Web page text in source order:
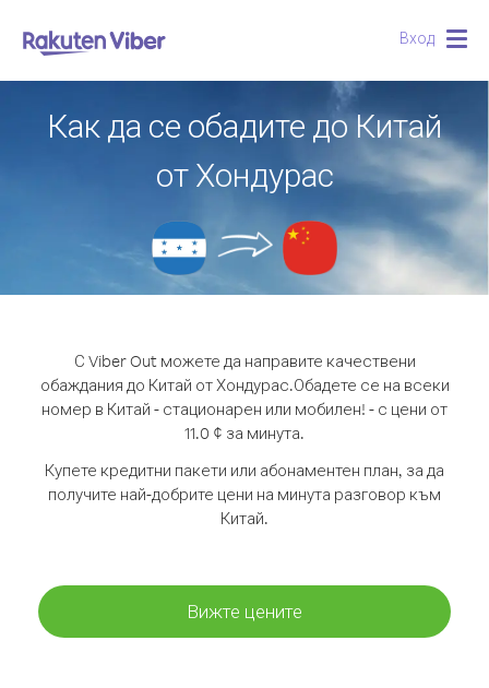
Вход
Как да се обадите до Китай
от Хондурас
С Viber Out можете да направите качествени
обаждания до Китай от Хондурас.Обадете се на всеки
номер в Китай - стационарен или мобилен! - с цени от
11.0 ¢ за минута.
Купете кредитни пакети или абонаментен план, за да
получите най-добрите цени на минута разговор към
Китай.
Вижте цените